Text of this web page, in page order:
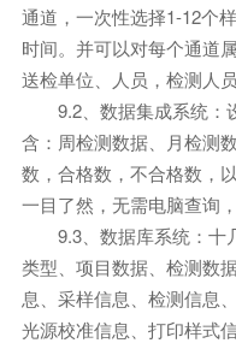
通道，一次性选择1-12个
时间。并可以对每个通道
送检单位、人员，检测人
9.2、数据集成系统：
含：周检测数据、月检测
数，合格数，不合格数，
一目了然，无需电脑查询
9.3、数据库系统：十
类型、项目数据、检测数
息、采样信息、检测信息
光源校准信息、打印样式